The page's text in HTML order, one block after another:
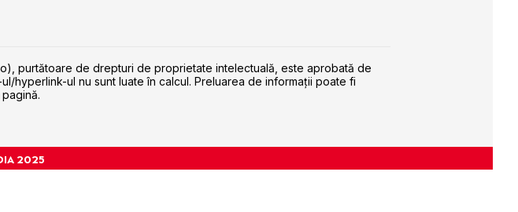
purtătoare de drepturi de proprietate intelectuală, este aprobată de
hyperlink-ul nu sunt luate în calcul. Preluarea de informaţii poate fi
2025